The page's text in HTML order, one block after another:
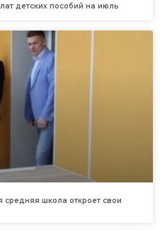
детских пособий на июль
школа откроет свои